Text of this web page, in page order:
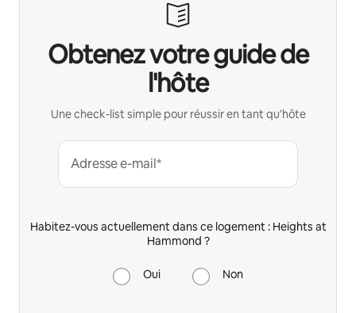
Obtenez votre guide de
l'hôte
Une check-list simple pour réussir en tant qu'hôte
Adresse e-mail*
Habitez-vous actuellement dans ce logement : Heights at
Hammond ?
Oui Non